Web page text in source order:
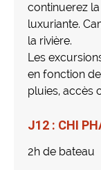
continuerez
luxuriante.
la rivière.
Les
en fonction
pluies, accès
J12 : CHI
2h de bateau